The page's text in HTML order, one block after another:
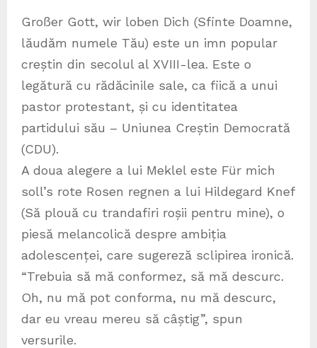
Großer Gott, wir loben Dich (Sfinte Doamne,
lăudăm numele Tău) este un imn popular
creștin din secolul al XVIII-lea. Este o
legătură cu rădăcinile sale, ca fiică a unui
pastor protestant, și cu identitatea
partidului său – Uniunea Creștin Democrată
(CDU).
A doua alegere a lui Meklel este Für mich
soll’s rote Rosen regnen a lui Hildegard Knef
(Să plouă cu trandafiri roșii pentru mine), o
piesă melancolică despre ambiția
adolescenței, care sugereză sclipirea ironică.
“Trebuia să mă conformez, să mă descurc.
Oh, nu mă pot conforma, nu mă descurc,
dar eu vreau mereu să câștig”, spun
versurile.